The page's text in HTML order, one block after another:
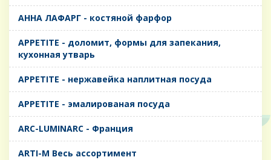
AHHA ЛАФАРГ - костяной фарфор
APPETITE - доломит, формы для запекания,
кухонная утварь
APPETITE - нержавейка наплитная посуда
APPETITE - эмалированая посуда
ARC-LUMINARC - Франция
ARTI-M Весь ассортимент